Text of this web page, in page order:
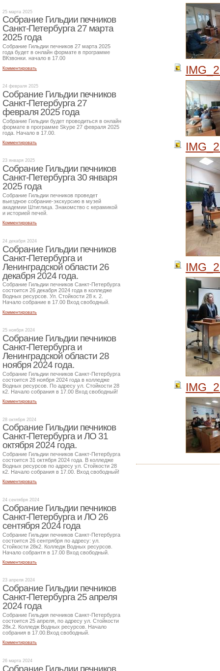
25 марта 2025
Собрание Гильдии печников
Санкт-Петербурга 27 марта
2025 года
Собрание Гильдии печников 27 марта 2025
года будет в онлайн формате в программе
ВКзвонки. начало в 17.00
Комментировать
24 февраля 2025
Собрание Гильдии печников
Санкт-Петербурга 27
февраля 2025 года
Собрание Гильдии будет проводиться в онлайн
формате в программе Skype 27 февраля 2025
года. Начало в 17.00.
Комментировать
23 января 2025
Собрание Гильдии печников
Санкт-Петербурга 30 января
2025 года
Собрание Гильдии печников проведет
выездное собрание-экскурсию в музей
академии Штиглица. Знакомство с керамикой
и историей печей.
Комментировать
24 декабря 2024
Собрание Гильдии печников
Санкт-Петербурга и
Ленинградской области 26
декабря 2024 года.
Собрание Гильдии печников Санкт-Петербурга
состоится 26 декабря 2024 года в колледже
Водных ресурсов. Ул. Стойкости 28 к. 2.
Начало собрание в 17.00 Вход свободный.
Комментировать
25 ноября 2024
Собрание Гильдии печников
Санкт-Петербурга и
Ленинградской области 28
ноября 2024 года.
Собрание Гильдии печников Санкт-Петербурга
состоится 28 ноября 2024 года в колледже
Водных ресурсов. По адресу ул. Стойкости 28
к2. Начало собрания в 17.00 Вход свободный!
Комментировать
28 октября 2024
Собрание Гильдии печников
Санкт-Петербурга и ЛО 31
октября 2024 года.
Собрание Гильдии печников Санкт-Петербурга
состоится 31 октября 2024 года. В колледже
Водных ресурсов по адресу ул. Стойкости 28
к2. Начало собрания в 17.00. Вход свободный!
Комментировать
24 сентября 2024
Собрание Гильдии печников
Санкт-Петербурга и ЛО 26
сентября 2024 года
Собрание Гильдии печников Санкт-Петербурга
состоится 26 сентрября по адресу: ул.
Стойкости 28к2. Колледж Водных ресурсов.
Начало собрантя в 17.00 Вход свободный.
Комментировать
23 апреля 2024
Собрание Гильдии печников
Санкт-Петербурга 25 апреля
2024 года
Собрание Гильдия печников Санкт-Петербурга
состоится 25 апреля, по адресу ул. Стойкости
28к.2. Колледж Водных ресурсов. Начало
собрания в 17.00.Вход свободный.
Комментировать
26 марта 2024
Собрание Гильдии печников